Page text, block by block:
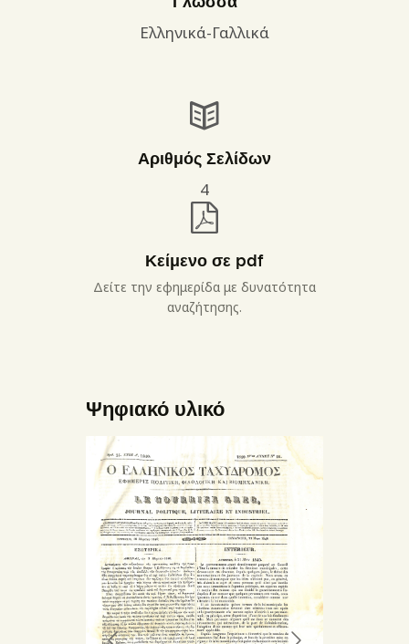
Ελληνικά-Γαλλικά
Αριθμός Σελίδων
4
Κείμενο σε pdf
Δείτε την εφημερίδα με δυνατότητα
αναζήτησης.
Ψηφιακό υλικό